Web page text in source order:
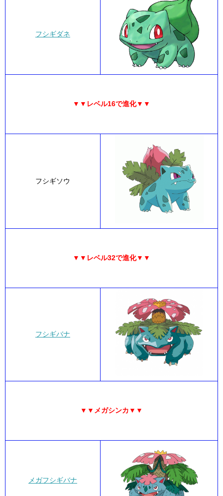
フシギダネ
▼▼レベル16で進化▼▼
フシギソウ
▼▼レベル32で進化▼▼
フシギバナ
▼▼メガシンカ▼▼
メガフシギバナ